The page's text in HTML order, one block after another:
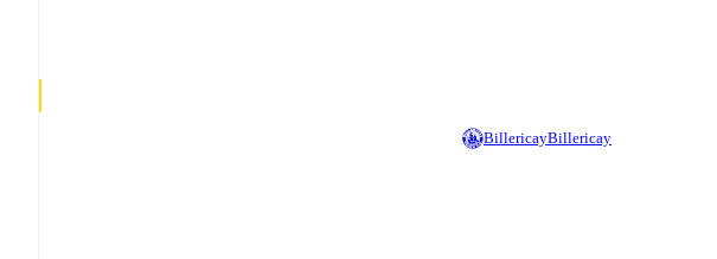
BillericayBillericay